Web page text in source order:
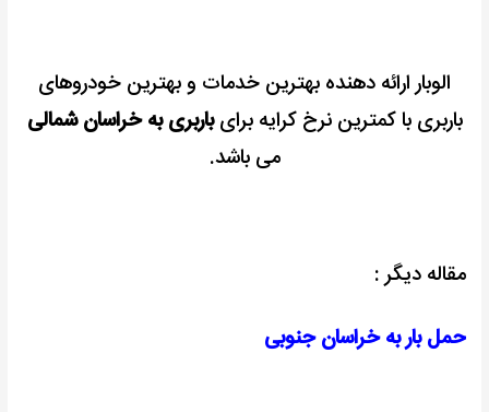
الوبار ارائه دهنده بهترین خدمات و بهترین خودروهای
باربری با کمترین نرخ کرایه برایباربری به خراسان شمالی
می باشد.
مقاله دیگر :
حمل بار به خراسان جنوبی